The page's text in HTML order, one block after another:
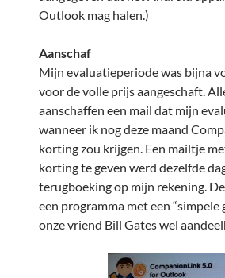
Outlook mag halen.)
Aanschaf
Mijn evaluatieperiode was bijna
voor de volle prijs aangeschaft.
aanschaffen een mail dat mijn
wanneer ik nog deze maand
korting zou krijgen. Een mailtje
korting te geven werd dezelfde
terugboeking op mijn rekening.
een programma met een
onze vriend Bill Gates wel